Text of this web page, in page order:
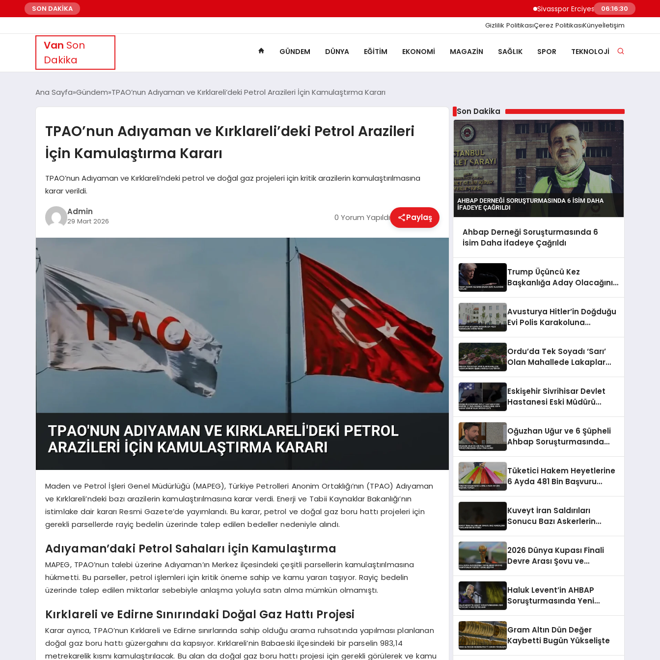
SON DAKİKA Sivasspor Erciyes Kampı’nda Güç
06:16:31
Gizlilik PolitikasıÇerez PolitikasıKünyeİletişim
Van Son
Dakika
GÜNDEM DÜNYA EĞITIM EKONOMI MAGAZIN SAĞLIK SPOR TEKNOLOJI
Ana Sayfa Gündem TPAO’nun Adıyaman ve Kırklareli’deki Petrol Arazileri İçin Kamulaştırma Kararı
TPAO’nun Adıyaman ve Kırklareli’deki Petrol Arazileri
İçin Kamulaştırma Kararı
TPAO’nun Adıyaman ve Kırklareli’ndeki petrol ve doğal gaz projeleri için kritik arazilerin kamulaştırılmasına
karar verildi.
Admin
29 Mart 2026 0 Yorum Yapıldı Paylaş
Maden ve Petrol İşleri Genel Müdürlüğü (MAPEG), Türkiye Petrolleri Anonim Ortaklığı’nın (TPAO) Adıyaman
ve Kırklareli’ndeki bazı arazilerin kamulaştırılmasına karar verdi. Enerji ve Tabii Kaynaklar Bakanlığı’nın
istimlake dair kararı Resmi Gazete’de yayımlandı. Bu karar, petrol ve doğal gaz boru hattı projeleri için
gerekli parsellerde rayiç bedelin üzerinde talep edilen bedeller nedeniyle alındı.
Adıyaman’daki Petrol Sahaları İçin Kamulaştırma
MAPEG, TPAO’nun talebi üzerine Adıyaman’ın Merkez ilçesindeki çeşitli parsellerin kamulaştırılmasına
hükmetti. Bu parseller, petrol işlemleri için kritik öneme sahip ve kamu yararı taşıyor. Rayiç bedelin
üzerinde talep edilen miktarlar sebebiyle anlaşma yoluyla satın alma mümkün olmamıştı.
Kırklareli ve Edirne Sınırındaki Doğal Gaz Hattı Projesi
Karar ayrıca, TPAO’nun Kırklareli ve Edirne sınırlarında sahip olduğu arama ruhsatında yapılması planlanan
doğal gaz boru hattı güzergahını da kapsıyor. Kırklareli’nin Babaeski ilçesindeki bir parselin 983,14
metrekarelik kısmı kamulaştırılacak. Bu alan da doğal gaz boru hattı projesi için gerekli görülerek ve kamu
Son Dakika
Ahbap Derneği Soruşturmasında 6
İsim Daha İfadeye Çağrıldı
Trump Üçüncü Kez
Başkanlığa Aday Olacağını
Avusturya Hitler’in Doğduğu
Evi Polis Karakoluna
Ordu’da Tek Soyadı ‘Sarı’
Olan Mahallede Lakaplar
Eskişehir Sivrihisar Devlet
Hastanesi Eski Müdürü
Ortaya Çıktı
Oğuzhan Uğur ve 6 Şüpheli
Ahbap Soruşturmasında
Tüketici Hakem Heyetlerine
6 Ayda 481 Bin Başvuru
Kuveyt İran Saldırıları
Sonucu Bazı Askerlerin
2026 Dünya Kupası Finali
Devre Arası Şovu ve
Haluk Levent’in AHBAP
Soruşturmasında Yeni
Gram Altın Dün Değer
Kaybetti Bugün Yükselişte